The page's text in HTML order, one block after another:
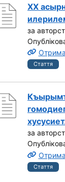
під
ХХ
за
Стаття
під
за
Стаття